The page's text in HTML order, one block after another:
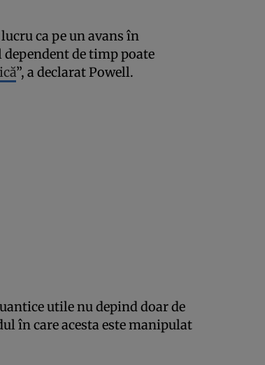
ca pe un avans în
de timp poate
”, a declarat Powell.
utile nu depind doar de
în care acesta este manipulat